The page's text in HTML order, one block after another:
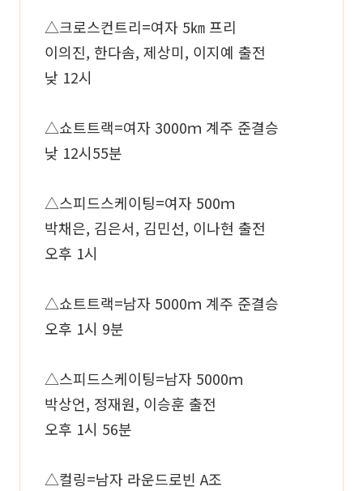
△크로스컨트리=여자 5㎞ 프리
이의진, 한다솜, 제상미, 이지예 출전
낮 12시
△쇼트트랙=여자 3000ｍ 계주 준결승
낮 12시55분
△스피드스케이팅=여자 500ｍ
박채은, 김은서, 김민선, 이나현 출전
오후 1시
△쇼트트랙=남자 5000ｍ 계주 준결승
오후 1시 9분
△스피드스케이팅=남자 5000ｍ
박상언, 정재원, 이승훈 출전
오후 1시 56분
△컬링=남자 라운드로빈 A조